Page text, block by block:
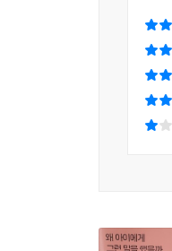
어?”는 영
를 냅니다.
앞에서 부
만 힐난의
---「반대
세상은 아